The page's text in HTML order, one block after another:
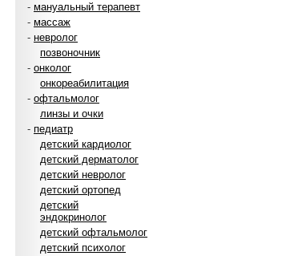
- мануальный терапевт
- массаж
- невролог
позвоночник
- онколог
онкореабилитация
- офтальмолог
линзы и очки
- педиатр
детский кардиолог
детский дерматолог
детский невролог
детский ортопед
детский
эндокринолог
детский офтальмолог
детский психолог